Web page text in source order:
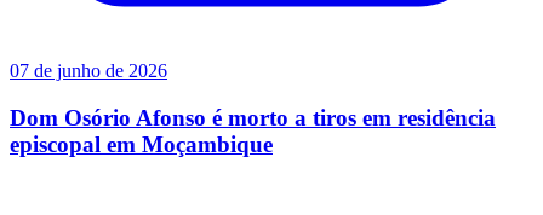
07 de junho de 2026
Dom Osório Afonso é morto a tiros em residência
episcopal em Moçambique